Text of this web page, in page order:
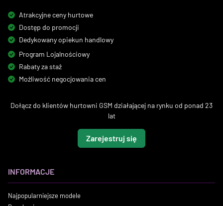
Atrakcyjne ceny hurtowe
Dostęp do promocji
Dedykowany opiekun handlowy
Program Lojalnościowy
Rabaty za staż
Możliwość negocjowania cen
Dołącz do klientów hurtowni GSM działającej na rynku od ponad 23
lat
Zarejestruj się
INFORMACJE
Najpopularniejsze modele